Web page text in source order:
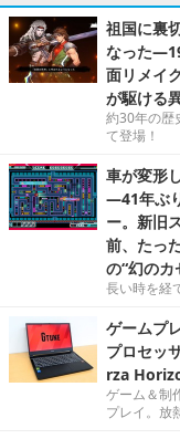
祖国に裏
なった
面リメイ
が駆ける
約30年の歴
て登場！
車が変形
―41年ぶ
ー。新旧
前、たっ
の“幻のカ
長い時を経
ゲームプ
プロセッ
rza
ゲーム＆制
プレイ。放